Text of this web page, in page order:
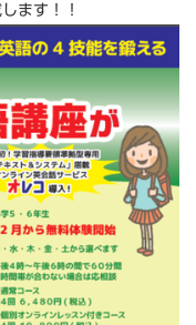
ます！！